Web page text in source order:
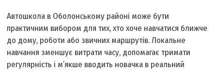
Автошкола в Оболонському районі може бути
практичним вибором для тих, хто хоче навчатися ближче
до дому, роботи або звичних маршрутів. Локальне
навчання зменшує витрати часу, допомагає тримати
регулярність і м’якше вводить новачка в реальний